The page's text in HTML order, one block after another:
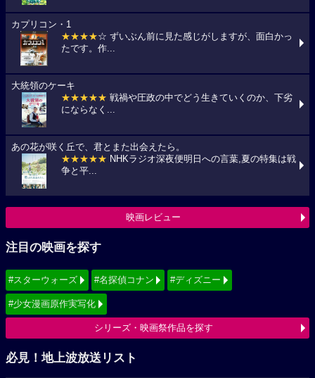
カプリコン・1
★★★★☆ ずいぶん前に見た感じがしますが、面白かっ
たです。作...
大統領のケーキ
★★★★★ 戦禍や圧政の中でどう生きていくのか、下劣
にならなく...
あの花が咲く丘で、君とまた出会えたら。
★★★★★ NHKラジオ深夜便明日への言葉,夏の特集は戦
争と平...
映画レビュー
注目の映画を探す
#スターウォーズ #名探偵コナン #ディズニー
#少女漫画原作実写化
シリーズ・映画祭作品を探す
必見！地上波放送リスト